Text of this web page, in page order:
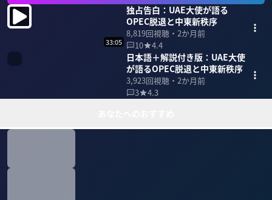
独占告白：UAE大使が語る
OPEC脱退と中東新秩序
8,819回視聴・ 2か月前
10
4.4
33:05
日本語＋解説付き版：UAE大使
が語るOPEC脱退と中東新秩序
3,923回視聴・ 2か月前
3
4.3